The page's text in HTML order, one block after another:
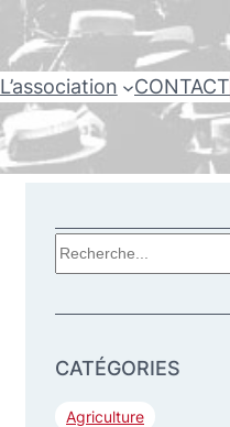
L’association CONTACT
R
e
c
e
CATÉGORIES
Agriculture